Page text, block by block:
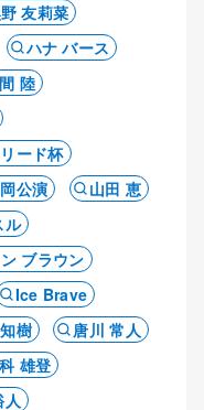
友莉菜
ハナ バース
陸
ード杯
公演
山田 恵
ル
ブラウン
Ice Brave
樹
唐川 常人
雄登
人